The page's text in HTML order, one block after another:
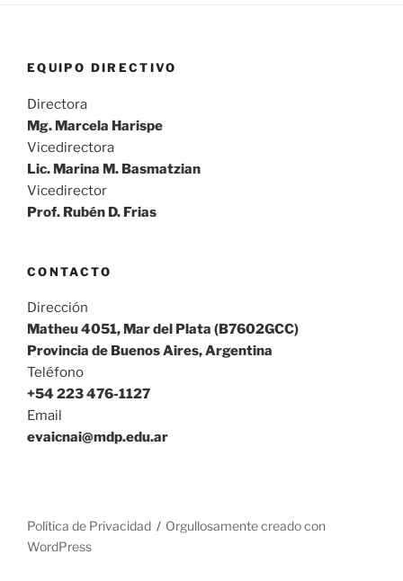
EQUIPO DIRECTIVO
Directora
Mg. Marcela Harispe
Vicedirectora
Lic. Marina M. Basmatzian
Vicedirector
Prof. Rubén D. Frias
CONTACTO
Dirección
Matheu 4051, Mar del Plata (B7602GCC)
Provincia de Buenos Aires, Argentina
Teléfono
+54 223 476-1127
Email
evaicnai@mdp.edu.ar
Política de Privacidad
Orgullosamente creado con
WordPress